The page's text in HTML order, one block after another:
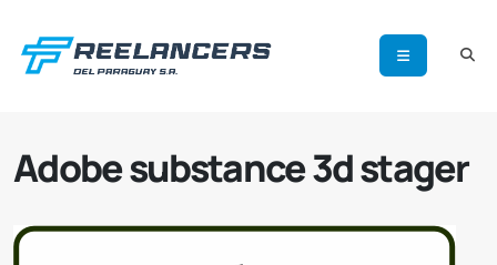
Adobe substance 3d stager